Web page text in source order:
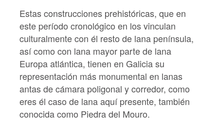
Estas construcciones prehistóricas, que en
este período cronológico en los vinculan
culturalmente con él resto de lana península,
así como con lana mayor parte de lana
Europa atlántica, tienen en Galicia su
representación más monumental en lanas
antas de cámara poligonal y corredor, como
eres él caso de lana aquí presente, también
conocida como Piedra del Mouro.